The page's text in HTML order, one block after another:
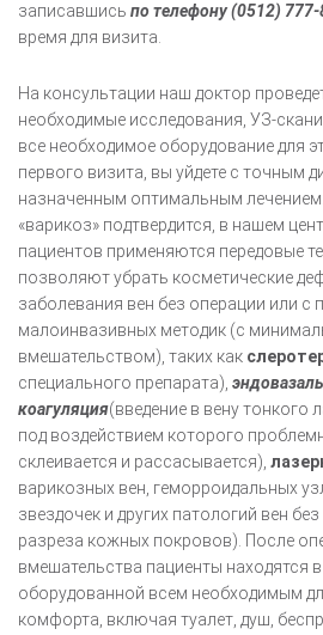
записавшись по телефону (0512)
время для визита.
На консультации наш доктор
необходимые исследования, УЗ-
все необходимое оборудование для
первого визита, вы уйдете с точным
назначенным оптимальным
«варикоз» подтвердится, в нашем
пациентов применяются передовые
позволяют убрать косметические
заболевания вен без операции или
малоинвазивных методик (с
вмешательством), таких как
специального препарата),
коагуляция(введение в вену тонкого
под воздействием которого
склеивается и рассасывается),
варикозных вен, геморроидальных
звездочек и других патологий вен
разреза кожных покровов). После
вмешательства пациенты находятся
оборудованной всем необходимым
комфорта, включая туалет, душ,